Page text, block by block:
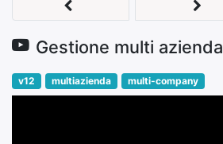
Gestione multi azienda
v12 multiazienda multi-company